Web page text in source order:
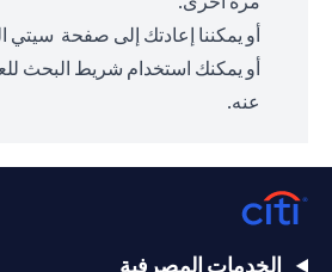
أو يمكننا إعادتك إلى صفحة سيتي
أو يمكنك استخدام شريط البحث
عنه.
الخدمات المصرفية